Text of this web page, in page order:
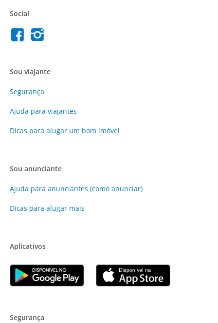
Social
Sou viajante
Segurança
Ajuda para viajantes
Dicas para alugar um bom imóvel
Sou anunciante
Ajuda para anunciantes (como anunciar)
Dicas para alugar mais
Aplicativos
Segurança